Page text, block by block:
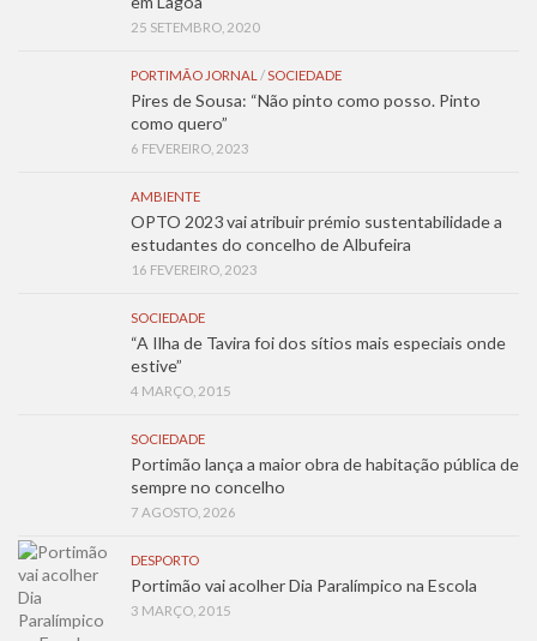
25 SETEMBRO, 2020
PORTIMÃO JORNAL /SOCIEDADE
Pires de Sousa: “Não pinto como posso. Pinto
como quero”
6 FEVEREIRO, 2023
AMBIENTE
OPTO 2023 vai atribuir prémio sustentabilidade a
estudantes do concelho de Albufeira
16 FEVEREIRO, 2023
SOCIEDADE
“A Ilha de Tavira foi dos sítios mais especiais onde
estive”
4 MARÇO, 2015
SOCIEDADE
Portimão lança a maior obra de habitação pública de
sempre no concelho
7 AGOSTO, 2026
DESPORTO
Portimão vai acolher Dia Paralímpico na Escola
3 MARÇO, 2015